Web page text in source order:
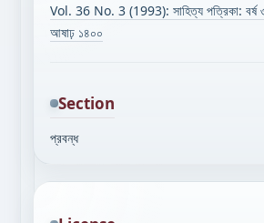
Vol. 36 No. 3 (1993): সাহিত্য পত্রিকা:
আষাঢ় ১৪০০
Section
প্রবন্ধ